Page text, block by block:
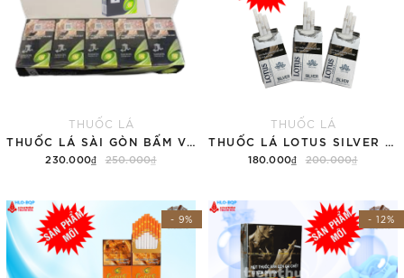
THUỐC LÁ
230.000₫ 250.000₫
THUỐC LÁ
180.000₫ 200.000₫
- 9% - 12%